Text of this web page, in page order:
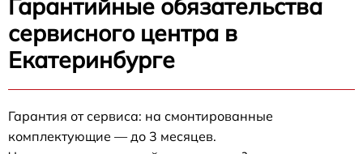
Гарантийные обязательства
сервисного центра в
Екатеринбурге
Гарантия от сервиса: на смонтированные
комплектующие — до 3 месяцев.